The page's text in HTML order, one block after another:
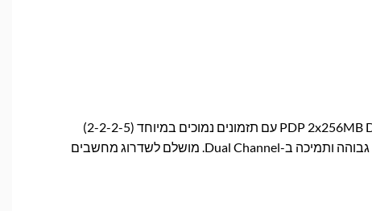
ערכת זיכרון PDP 2x256MB DDR PC3200 עם תזמונים נמוכים במיוחד (2-2-2-5)
לביצועים מהירים, אמינות גבוהה ותמיכה ב-Dual Channel. מושלם לשדרוג מחשבים